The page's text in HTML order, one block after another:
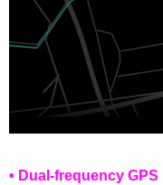
• Dual-frequency GPS